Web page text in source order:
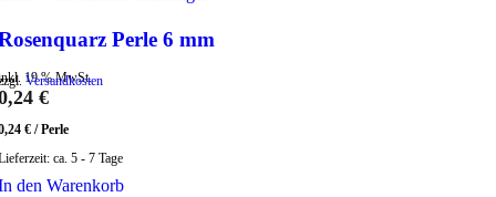
Perle 6 mm
19 % MwSt.
Versandkosten
€
€ /Perle
ca. 5 - 7 Tage
den Warenkorb